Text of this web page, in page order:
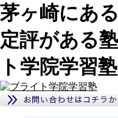
茅ヶ崎にあ
定評がある
ト学院学習